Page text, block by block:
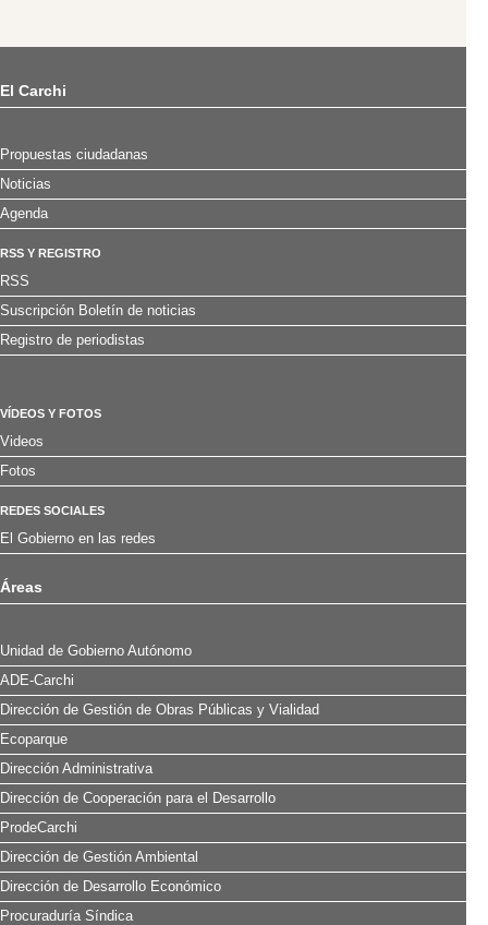
El Carchi
Propuestas ciudadanas
Noticias
Agenda
RSS Y REGISTRO
RSS
Suscripción Boletín de noticias
Registro de periodistas
VÍDEOS Y FOTOS
Videos
Fotos
REDES SOCIALES
El Gobierno en las redes
Áreas
Unidad de Gobierno Autónomo
ADE-Carchi
Dirección de Gestión de Obras Públicas y Vialidad
Ecoparque
Dirección Administrativa
Dirección de Cooperación para el Desarrollo
ProdeCarchi
Dirección de Gestión Ambiental
Dirección de Desarrollo Económico
Procuraduría Síndica